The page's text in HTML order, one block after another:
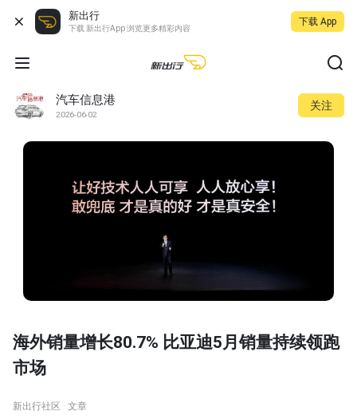
新出行
下载 新出行App 浏览更多精彩内容
下载 App
汽车信息港
2026-06-02
关注
海外销量增长80.7% 比亚迪5月销量持续领跑
市场
新出行社区 · 文章